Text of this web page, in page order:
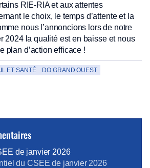
RIE-RIA et aux attentes
le choix, le temps d’attente et la
nous l’annoncions lors de notre
2024 la qualité est en baisse et nous
plan d’action efficace !
ET SANTÉ
DO GRAND OUEST
de janvier 2026
du CSEE de janvier 2026